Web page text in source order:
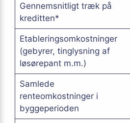
Gennemsnitligt træk på
kreditten*
Etableringsomkostninger
(gebyrer, tinglysning af
løsørepant m.m.)
Samlede
renteomkostninger i
byggeperioden